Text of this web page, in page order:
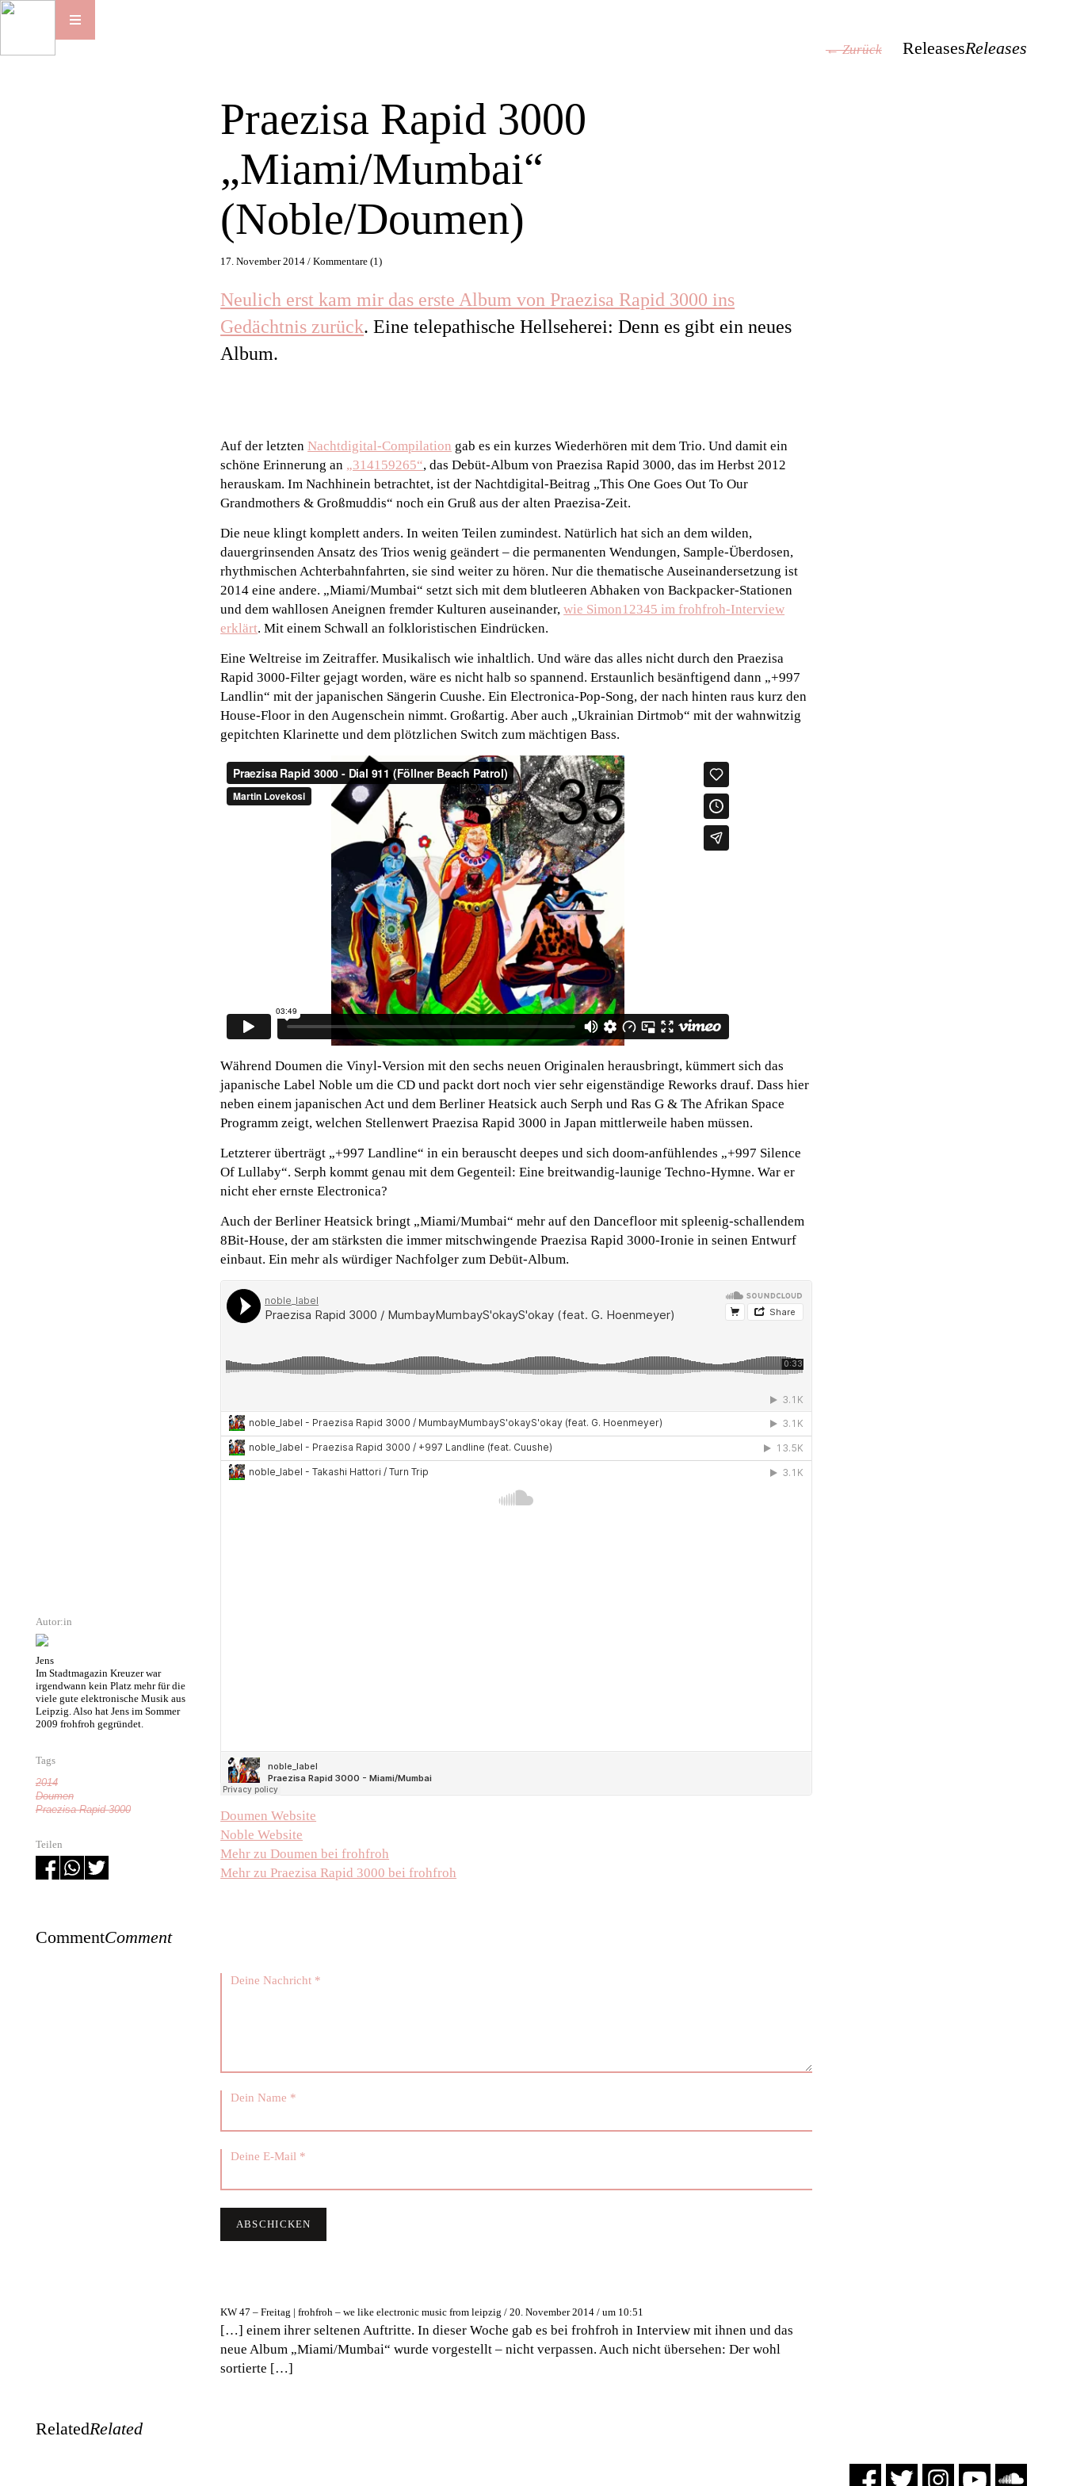
← Zurück ReleasesReleases
Autor:in
Jens
Im Stadtmagazin Kreuzer war
irgendwann kein Platz mehr für die
viele gute elektronische Musik aus
Leipzig. Also hat Jens im Sommer
2009 frohfroh gegründet.
Tags
2014
Doumen
Praezisa Rapid 3000
Teilen
Praezisa Rapid 3000
„Miami/Mumbai“
(Noble/Doumen)
17. November 2014 /Kommentare (1)
Neulich erst kam mir das erste Album von Praezisa Rapid 3000 ins
Gedächtnis zurück. Eine telepathische Hellseherei: Denn es gibt ein neues
Album.
Auf der letztenNachtdigital-Compilation gab es ein kurzes Wiederhören mit dem Trio. Und damit ein
schöne Erinnerung an „314159265“, das Debüt-Album von Praezisa Rapid 3000, das im Herbst 2012
herauskam. Im Nachhinein betrachtet, ist der Nachtdigital-Beitrag „This One Goes Out To Our
Grandmothers & Großmuddis“ noch ein Gruß aus der alten Praezisa-Zeit.
Die neue klingt komplett anders. In weiten Teilen zumindest. Natürlich hat sich an dem wilden,
dauergrinsenden Ansatz des Trios wenig geändert – die permanenten Wendungen, Sample-Überdosen,
rhythmischen Achterbahnfahrten, sie sind weiter zu hören. Nur die thematische Auseinandersetzung ist
2014 eine andere. „Miami/Mumbai“ setzt sich mit dem blutleeren Abhaken von Backpacker-Stationen
und dem wahllosen Aneignen fremder Kulturen auseinander,wie Simon12345 im frohfroh-Interview
erklärt. Mit einem Schwall an folkloristischen Eindrücken.
Eine Weltreise im Zeitraffer. Musikalisch wie inhaltlich. Und wäre das alles nicht durch den Praezisa
Rapid 3000-Filter gejagt worden, wäre es nicht halb so spannend. Erstaunlich besänftigend dann „+997
Landlin“ mit der japanischen Sängerin Cuushe. Ein Electronica-Pop-Song, der nach hinten raus kurz den
House-Floor in den Augenschein nimmt. Großartig. Aber auch „Ukrainian Dirtmob“ mit der wahnwitzig
gepitchten Klarinette und dem plötzlichen Switch zum mächtigen Bass.
Während Doumen die Vinyl-Version mit den sechs neuen Originalen herausbringt, kümmert sich das
japanische Label Noble um die CD und packt dort noch vier sehr eigenständige Reworks drauf. Dass hier
neben einem japanischen Act und dem Berliner Heatsick auch Serph und Ras G & The Afrikan Space
Programm zeigt, welchen Stellenwert Praezisa Rapid 3000 in Japan mittlerweile haben müssen.
Letzterer überträgt „+997 Landline“ in ein berauscht deepes und sich doom-anfühlendes „+997 Silence
Of Lullaby“. Serph kommt genau mit dem Gegenteil: Eine breitwandig-launige Techno-Hymne. War er
nicht eher ernste Electronica?
Auch der Berliner Heatsick bringt „Miami/Mumbai“ mehr auf den Dancefloor mit spleenig-schallendem
8Bit-House, der am stärksten die immer mitschwingende Praezisa Rapid 3000-Ironie in seinen Entwurf
einbaut. Ein mehr als würdiger Nachfolger zum Debüt-Album.
Doumen Website
Noble Website
Mehr zu Doumen bei frohfroh
Mehr zu Praezisa Rapid 3000 bei frohfroh
CommentComment
KW 47 – Freitag | frohfroh – we like electronic music from leipzig / 20. November 2014 / um 10:51
[…] einem ihrer seltenen Auftritte. In dieser Woche gab es bei frohfroh in Interview mit ihnen und das
neue Album „Miami/Mumbai“ wurde vorgestellt – nicht verpassen. Auch nicht übersehen: Der wohl
sortierte […]
RelatedRelated